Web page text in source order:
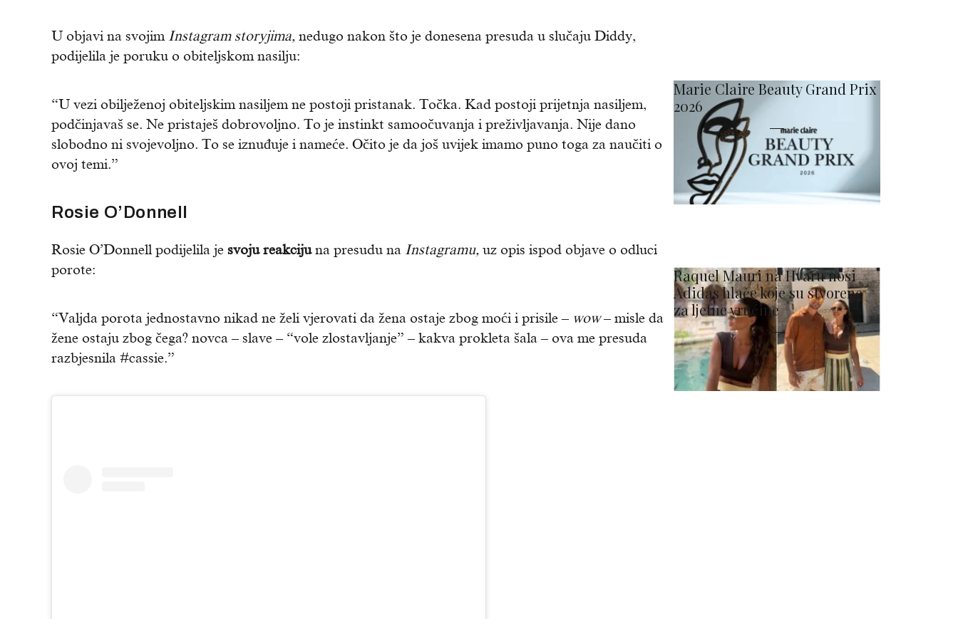
U objavi na svojim Instagram storyjima, nedugo nakon što je donesena presuda u slučaju Diddy,
podijelila je poruku o obiteljskom nasilju:
“U vezi obilježenoj obiteljskim nasiljem ne postoji pristanak. Točka. Kad postoji prijetnja nasiljem,
podčinjavaš se. Ne pristaješ dobrovoljno. To je instinkt samoočuvanja i preživljavanja. Nije dano
slobodno ni svojevoljno. To se iznuđuje i nameće. Očito je da još uvijek imamo puno toga za naučiti o
ovoj temi.”
Rosie O’Donnell
Rosie O’Donnell podijelila je svoju reakcijuna presudu na Instagramu, uz opis ispod objave o odluci
porote:
“Valjda porota jednostavno nikad ne želi vjerovati da žena ostaje zbog moći i prisile – wow– misle da
žene ostaju zbog čega? novca – slave – “vole zlostavljanje” – kakva prokleta šala – ova me presuda
razbjesnila #cassie.”
Marie Claire Beauty Grand Prix
2026
Raquel Mauri na Hvaru nosi
Adidas hlače koje su stvorene
za ljetne vrućine